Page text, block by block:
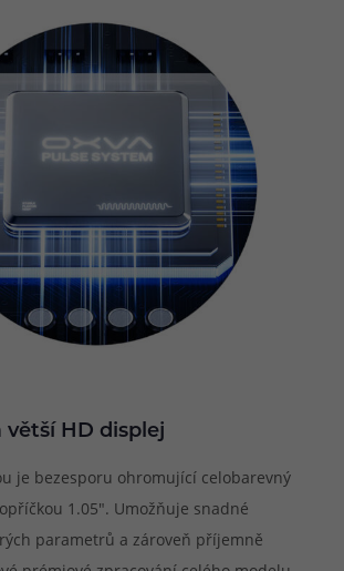
větší HD displej
je bezesporu ohromující celobarevný
1.05". Umožňuje snadné
parametrů a zároveň příjemně